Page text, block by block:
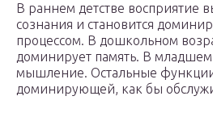
В раннем детстве восприятие
сознания и становится
процессом. В дошкольном
доминирует память. В
мышление. Остальные функции
доминирующей, как бы